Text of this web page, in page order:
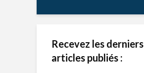
Recevez les derniers
articles publiés :